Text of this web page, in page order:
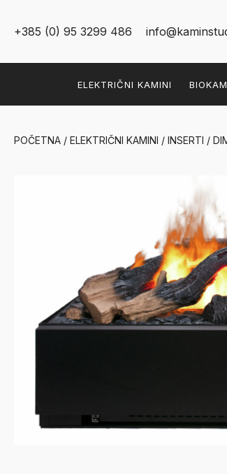
+385 (0) 95 3299 486
ELEKTRIČNI KAMINI
POČETNA / ELEKTRIČNI KAMINI / INSERTI /